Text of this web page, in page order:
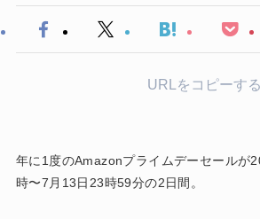
URLをコピーする
年に1度のAmazonプライムデーセールが
時〜7月13日23時59分の2日間。